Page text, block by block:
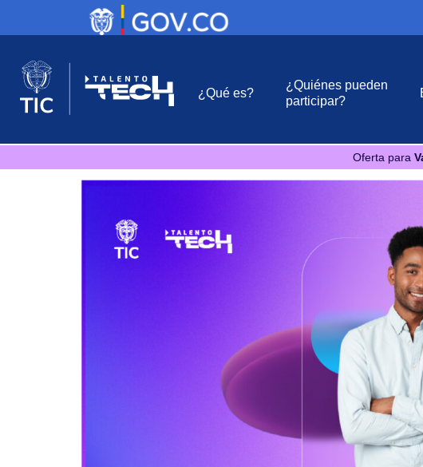
¿Qué es?
¿Quiénes pueden
participar?
Oferta para